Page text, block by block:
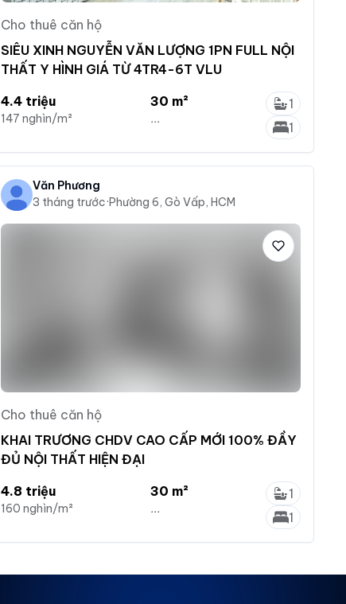
Cho thuê căn hộ
SIÊU XINH NGUYỄN VĂN LƯỢNG 1PN FULL NỘI
THẤT Y HÌNH GIÁ TỪ 4TR4-6T VLU
4.4 triệu
147 nghìn/m²
30 m²
...
1
1
Văn Phương
3 tháng trước·Phường 6, Gò Vấp, HCM
Cho thuê căn hộ
KHAI TRƯƠNG CHDV CAO CẤP MỚI 100% ĐẦY
ĐỦ NỘI THẤT HIỆN ĐẠI
4.8 triệu
160 nghìn/m²
30 m²
...
1
1